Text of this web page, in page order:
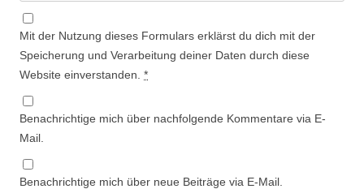
Mit der Nutzung dieses Formulars erklärst du dich mit der
Speicherung und Verarbeitung deiner Daten durch diese
Website einverstanden. *
Benachrichtige mich über nachfolgende Kommentare via E-
Mail.
Benachrichtige mich über neue Beiträge via E-Mail.